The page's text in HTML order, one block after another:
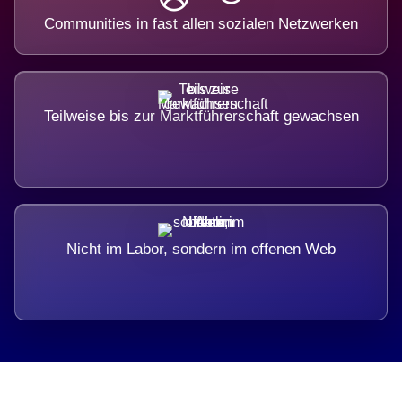
Communities in fast allen sozialen Netzwerken
Teilweise bis zur Marktführerschaft gewachsen
Nicht im Labor, sondern im offenen Web